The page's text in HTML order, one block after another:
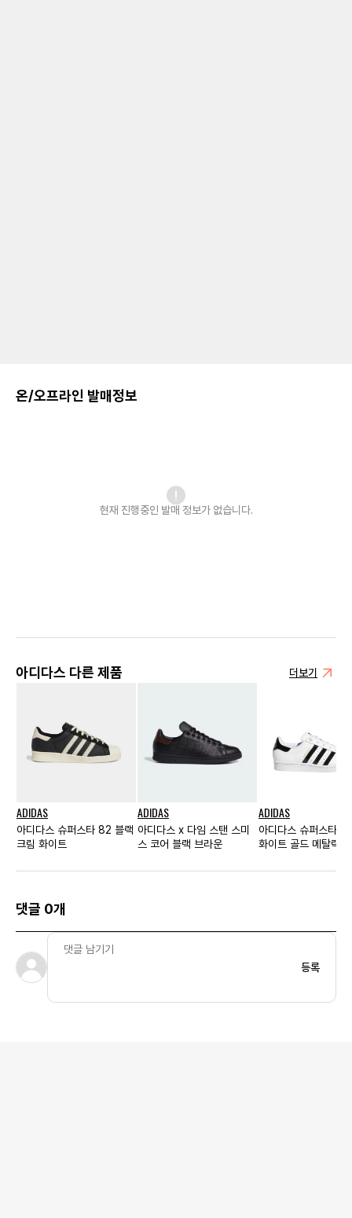
온/오프라인 발매정보
현재 진행중인 발매 정보가 없습니다.
아디다스 다른 제품 더보기
ADIDAS
아디다스 슈퍼스타 82 블랙
크림 화이트
ADIDAS
아디다스 x 다임 스탠 스미
스 코어 블랙 브라운
ADIDAS
아디다스 슈퍼스타
화이트 골드 메탈릭
댓글 0개
등록